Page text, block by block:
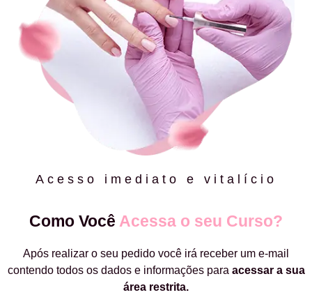
Acesso imediato e vitalício
Como Você Acessa o seu Curso?
Após realizar o seu pedido você irá receber um e-mail
contendo todos os dados e informações para acessar a sua
área restrita.